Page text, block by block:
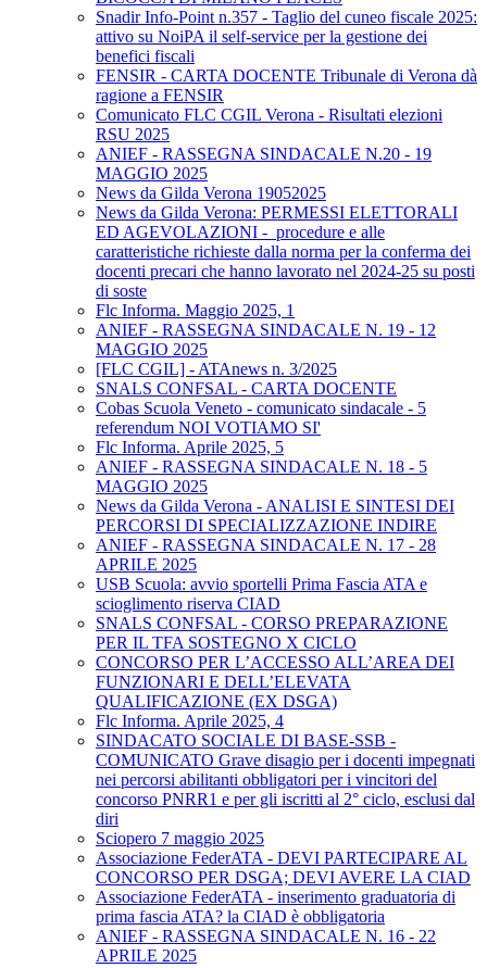
Snadir Info-Point n.357 - Taglio del cuneo fiscale 2025:
attivo su NoiPA il self-service per la gestione dei
benefici fiscali
FENSIR - CARTA DOCENTE Tribunale di Verona dà
ragione a FENSIR
Comunicato FLC CGIL Verona - Risultati elezioni
RSU 2025
ANIEF - RASSEGNA SINDACALE N.20 - 19
MAGGIO 2025
News da Gilda Verona 19052025
News da Gilda Verona: PERMESSI ELETTORALI
ED AGEVOLAZIONI - procedure e alle
caratteristiche richieste dalla norma per la conferma dei
docenti precari che hanno lavorato nel 2024-25 su posti
di soste
Flc Informa. Maggio 2025, 1
ANIEF - RASSEGNA SINDACALE N. 19 - 12
MAGGIO 2025
[FLC CGIL] - ATAnews n. 3/2025
SNALS CONFSAL - CARTA DOCENTE
Cobas Scuola Veneto - comunicato sindacale - 5
referendum NOI VOTIAMO SI'
Flc Informa. Aprile 2025, 5
ANIEF - RASSEGNA SINDACALE N. 18 - 5
MAGGIO 2025
News da Gilda Verona - ANALISI E SINTESI DEI
PERCORSI DI SPECIALIZZAZIONE INDIRE
ANIEF - RASSEGNA SINDACALE N. 17 - 28
APRILE 2025
USB Scuola: avvio sportelli Prima Fascia ATA e
scioglimento riserva CIAD
SNALS CONFSAL - CORSO PREPARAZIONE
PER IL TFA SOSTEGNO X CICLO
CONCORSO PER L’ACCESSO ALL’AREA DEI
FUNZIONARI E DELL’ELEVATA
QUALIFICAZIONE (EX DSGA)
Flc Informa. Aprile 2025, 4
SINDACATO SOCIALE DI BASE-SSB -
COMUNICATO Grave disagio per i docenti impegnati
nei percorsi abilitanti obbligatori per i vincitori del
concorso PNRR1 e per gli iscritti al 2° ciclo, esclusi dal
diri
Sciopero 7 maggio 2025
Associazione FederATA - DEVI PARTECIPARE AL
CONCORSO PER DSGA; DEVI AVERE LA CIAD
Associazione FederATA - inserimento graduatoria di
prima fascia ATA? la CIAD è obbligatoria
ANIEF - RASSEGNA SINDACALE N. 16 - 22
APRILE 2025